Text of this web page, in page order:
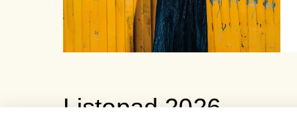
Listopad 2026